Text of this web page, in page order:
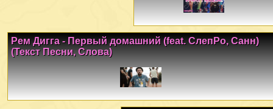
Рем Дигга - Первый домашний (feat. СлепРо, Санн)
(Текст Песни, Слова)